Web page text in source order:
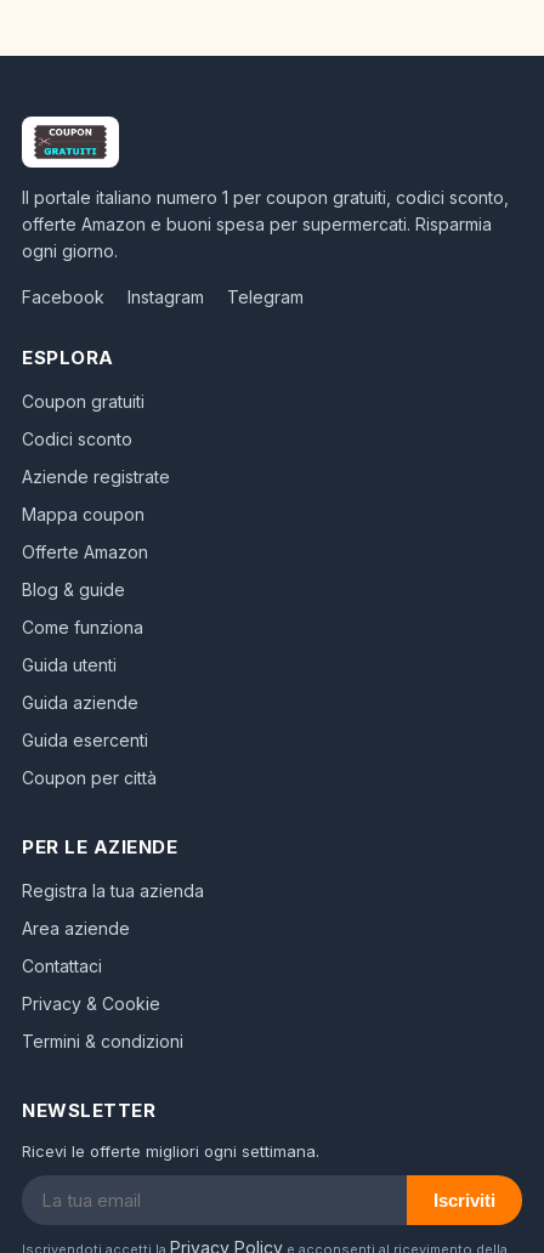
Il portale italiano numero 1 per coupon gratuiti, codici sconto,
offerte Amazon e buoni spesa per supermercati. Risparmia
ogni giorno.
Facebook Instagram Telegram
ESPLORA
Coupon gratuiti
Codici sconto
Aziende registrate
Mappa coupon
Offerte Amazon
Blog & guide
Come funziona
Guida utenti
Guida aziende
Guida esercenti
Coupon per città
PER LE AZIENDE
Registra la tua azienda
Area aziende
Contattaci
Privacy & Cookie
Termini & condizioni
NEWSLETTER
Ricevi le offerte migliori ogni settimana.
Iscriviti
Iscrivendoti accetti la Privacy Policy e acconsenti al ricevimento della